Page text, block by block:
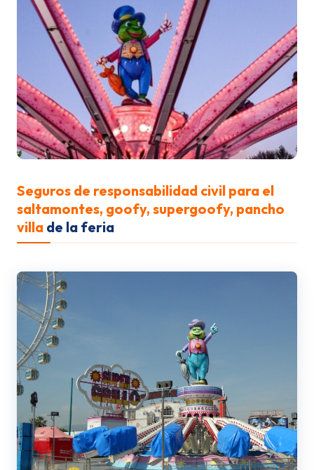
Seguros de responsabilidad civil para el
saltamontes, goofy, supergoofy, pancho
villa de la feria